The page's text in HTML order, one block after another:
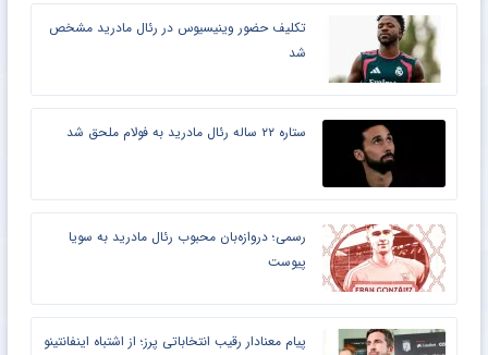
تکلیف حضور وینیسیوس در رئال مادرید مشخص
شد
ستاره ۲۲ ساله رئال مادرید به فولام ملحق شد
رسمی؛ دروازه‌بان محبوب رئال مادرید به سویا
پیوست
پیام معنادار رقیب انتخاباتی پرز؛ از اشتباه اینفانتینو